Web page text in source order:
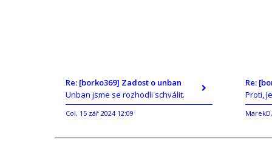
Re: [borko369] Zadost o unban
Unban jsme se rozhodli schválit.
Col, 15 zář 2024 12:09
Re:
Proti,
MarekD,